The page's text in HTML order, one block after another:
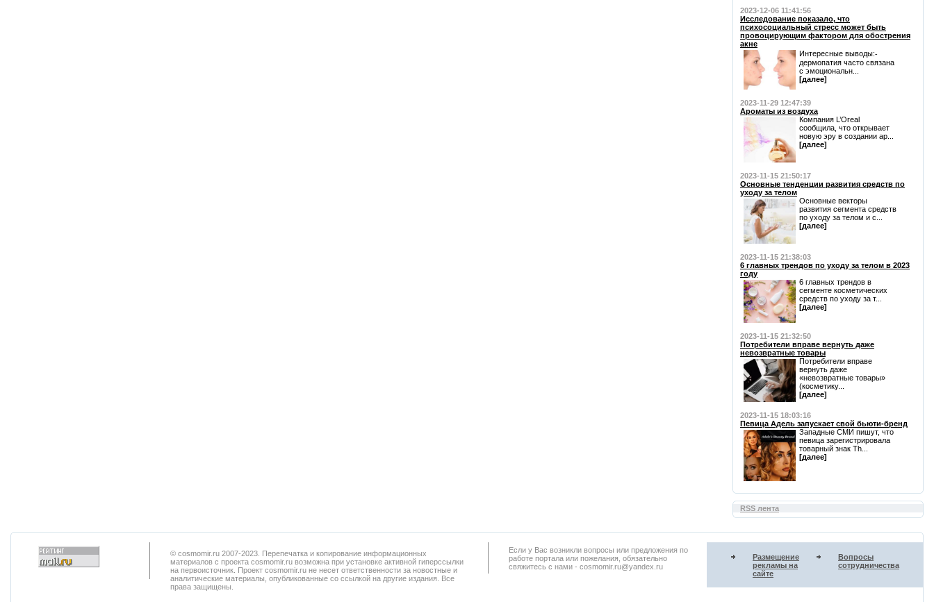
2023-12-06 11:41:56
Исследование показало, что
психосоциальный стресс может быть
провоцирующим фактором для обострения
акне
Интересные выводы:⁃
дермопатия часто связана
с эмоциональн...
[далее]
2023-11-29 12:47:39
Ароматы из воздуха
Компания L’Oreal
сообщила, что открывает
новую эру в создании ар...
[далее]
2023-11-15 21:50:17
Основные тенденции развития средств по
уходу за телом
Основные векторы
развития сегмента средств
по уходу за телом и с...
[далее]
2023-11-15 21:38:03
6 главных трендов по уходу за телом в 2023
году
6 главных трендов в
сегменте косметических
средств по уходу за т...
[далее]
2023-11-15 21:32:50
Потребители вправе вернуть даже
невозвратные товары
Потребители вправе
вернуть даже
«невозвратные товары»
(косметику...
[далее]
2023-11-15 18:03:16
Певица Адель запускает свой бьюти-бренд
Западные СМИ пишут, что
певица зарегистрировала
товарный знак Th...
[далее]
RSS лента
© cosmomir.ru 2007-2023. Перепечатка и копирование информационных
материалов с проекта cosmomir.ru возможна при установке активной гиперссылки
на первоисточник. Проект cosmomir.ru не несет ответственности за новостные и
аналитические материалы, опубликованные со ссылкой на другие издания. Все
права защищены.
Если у Вас возникли вопросы или предложения по
работe портала или пожелания, обязательно
свяжитесь с нами - cosmomir.ru@yandex.ru
Размещение
рекламы на
сайте
Вопросы
сотрудничества